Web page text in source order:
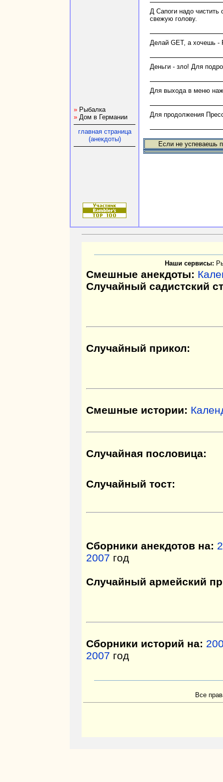
» Рыбалка
» Дом в Германии
главная страница
(анекдоты)
Д Сапоги надо чистить
свежую голову.
Делай GET, а хочешь -
Деньги - зло! Для
Для выхода в меню
Для продолжения
Если не успеваешь
Наши сервисы:
Смешные анекдоты:
Случайный садистский
Случайный прикол:
Смешные истории:
Случайная пословица:
Случайный тост:
Сборники анекдотов на:
2007 год
Случайный армейский
Сборники историй на:
2007 год
Все